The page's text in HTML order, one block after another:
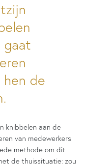
gaat
hen de
knibbelen aan de
van medewerkers
methode om dit
de thuissituatie: zou